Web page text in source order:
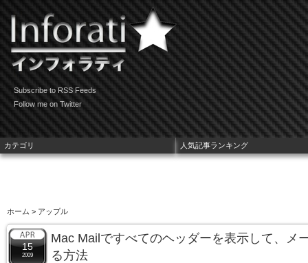
Subscribe to RSS Feeds
Follow me on Twitter
ホーム > アップル
15
2009
Mac Mailですべてのヘッダーを表示して、メ
る方法
カテゴリ 人気記事ランキング